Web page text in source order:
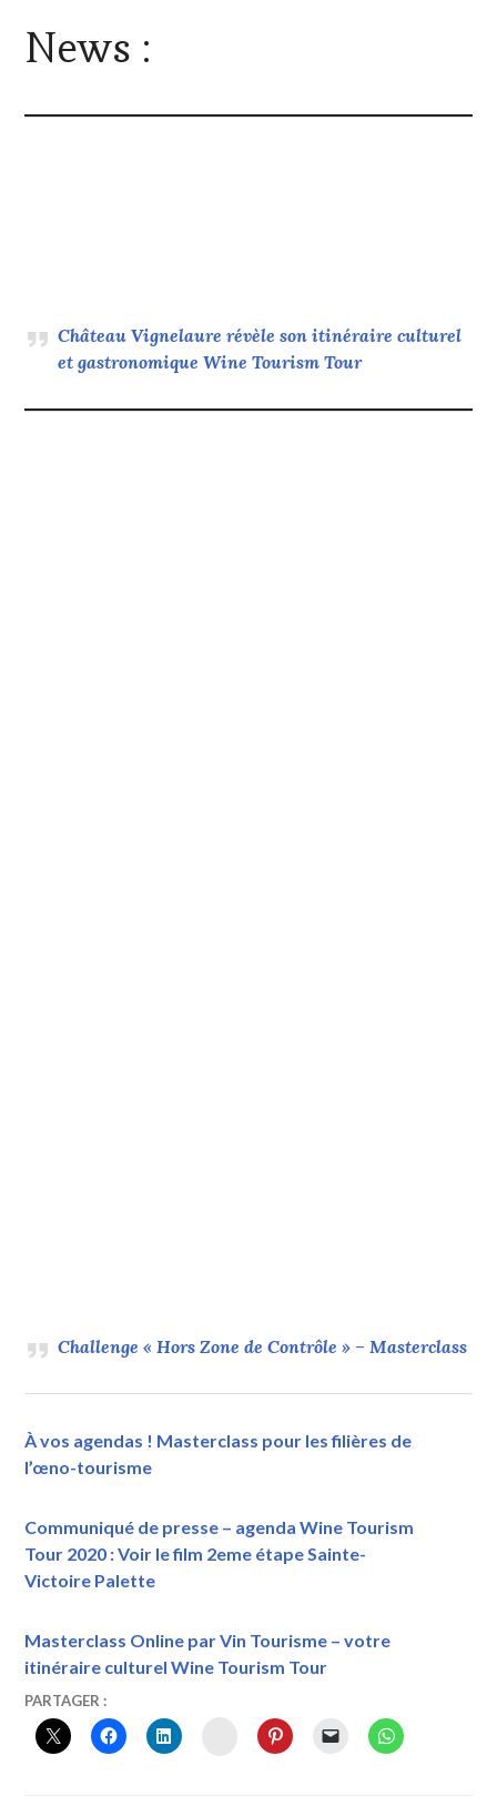
News :
Château Vignelaure révèle son itinéraire culturel
et gastronomique Wine Tourism Tour
Challenge « Hors Zone de Contrôle » – Masterclass
À vos agendas ! Masterclass pour les filières de
l’œno-tourisme
Communiqué de presse – agenda Wine Tourism
Tour 2020 : Voir le film 2eme étape Sainte-
Victoire Palette
Masterclass Online par Vin Tourisme – votre
itinéraire culturel Wine Tourism Tour
6
JUILLET
2020
VINTOURISME
#MYPROVENCE
CHALLENGE,
MASTERCLASS
PARTAGER :
INSTAGRAM